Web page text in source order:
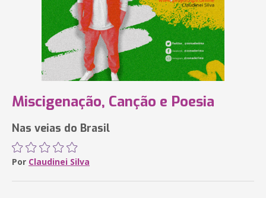
Miscigenação, Canção e Poesia
Nas veias do Brasil
Por Claudinei Silva